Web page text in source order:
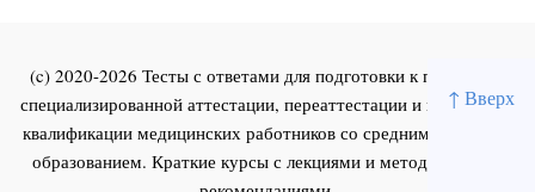
↑ Вверх
(c) 2020-2026 Тесты с ответами для подготовки к первичной
специализированной аттестации, переаттестации и повышения
квалификации медицинских работников со средним и высшим
образованием. Краткие курсы с лекциями и методическими